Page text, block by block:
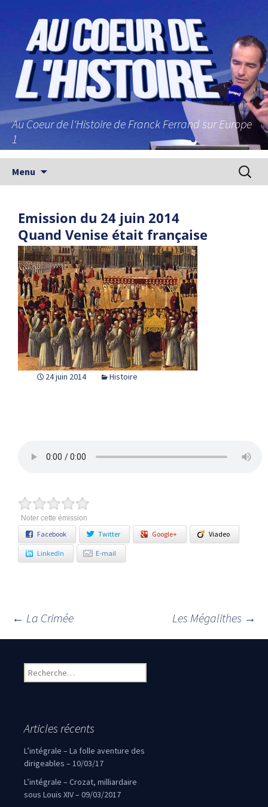
Au Coeur de l'Histoire de Franck Ferrand sur Europe
1
Menu
Emission du 24 juin 2014
Quand Venise était française
24 juin 2014 Histoire
Noter cette émission
Facebook Twitter Google+ Viadeo
LinkedIn E-mail
Navigation des articles
← La Crimée Les Mégalithes →
Rechercher :
Articles récents
L’intégrale – La folle aventure des
dirigeables – 10/03/17
L’intégrale – Crozat, milliardaire
sous Louis XIV – 09/03/2017